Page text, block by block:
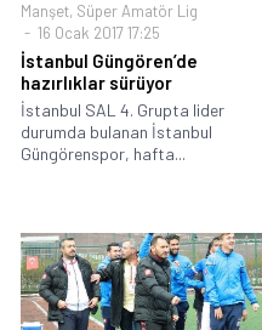
Manşet, Süper Amatör Lig
16 Ocak 2017 17:25
İstanbul Güngören’de
hazırlıklar sürüyor
İstanbul SAL 4. Grupta lider
durumda bulanan İstanbul
Güngörenspor, hafta...